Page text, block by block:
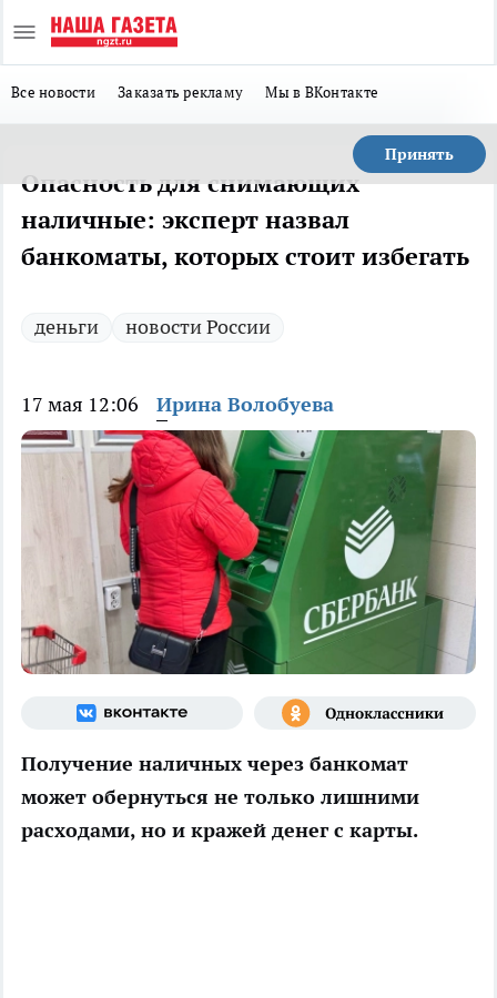
Все новости Заказать рекламу Мы в ВКонтакте
Принять
Опасность для снимающих
наличные: эксперт назвал
банкоматы, которых стоит избегать
деньги новости России
17 мая 12:06 Ирина Волобуева
Получение наличных через банкомат
может обернуться не только лишними
расходами, но и кражей денег с карты.